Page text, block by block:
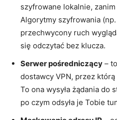
szyfrowane lokalnie,
Algorytmy szyfrowania (np.
przechwycony ruch
się odczytać bez klucza.
Serwer pośredniczący –
dostawcy VPN, przez
To ona wysyła żądania do
po czym odsyła je Tobie